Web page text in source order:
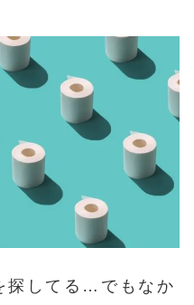
探してる…でもなか